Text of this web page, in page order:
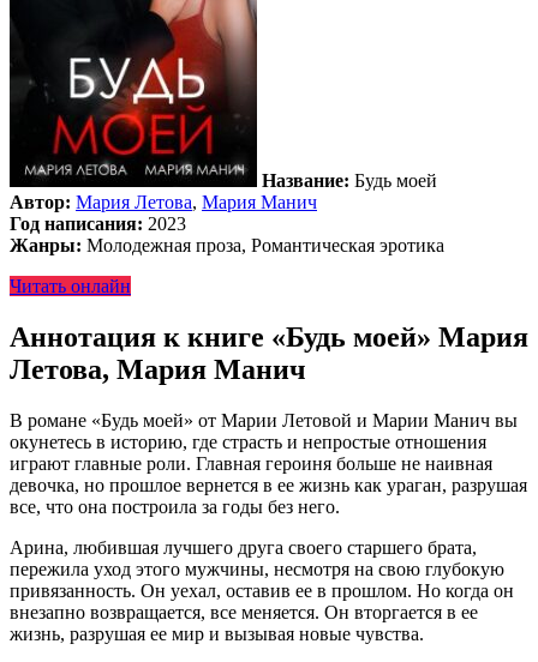
Название: Будь моей
Автор: Мария Летова, Мария Манич
Год написания: 2023
Жанры: Молодежная проза, Романтическая эротика
Читать онлайн
Аннотация к книге «Будь моей» Мария
Летова, Мария Манич
В романе «Будь моей» от Марии Летовой и Марии Манич вы
окунетесь в историю, где страсть и непростые отношения
играют главные роли. Главная героиня больше не наивная
девочка, но прошлое вернется в ее жизнь как ураган, разрушая
все, что она построила за годы без него.
Арина, любившая лучшего друга своего старшего брата,
пережила уход этого мужчины, несмотря на свою глубокую
привязанность. Он уехал, оставив ее в прошлом. Но когда он
внезапно возвращается, все меняется. Он вторгается в ее
жизнь, разрушая ее мир и вызывая новые чувства.